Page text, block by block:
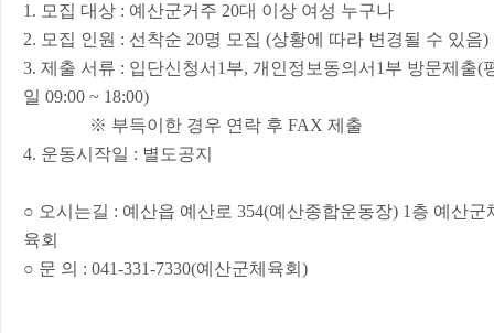
1. 모집 대상 : 예산군거주 20대 이상 여성 누구나
2. 모집 인원 : 선착순 20명 모집 (상황에 따라 변경될 수 있음)
3. 제출 서류 : 입단신청서 1 부, 개인정보동의서 1 부 방문제출(
일 09:00 ~ 18:00)
※ 부득이한 경우 연락 후 FAX 제출
4. 운동시작일 : 별도공지
○ 오시는길 : 예산읍 예산로 354(예산종합운동장) 1 층 예산군
육회
○ 문 의 : 041-331-7330(예산군체육회 )